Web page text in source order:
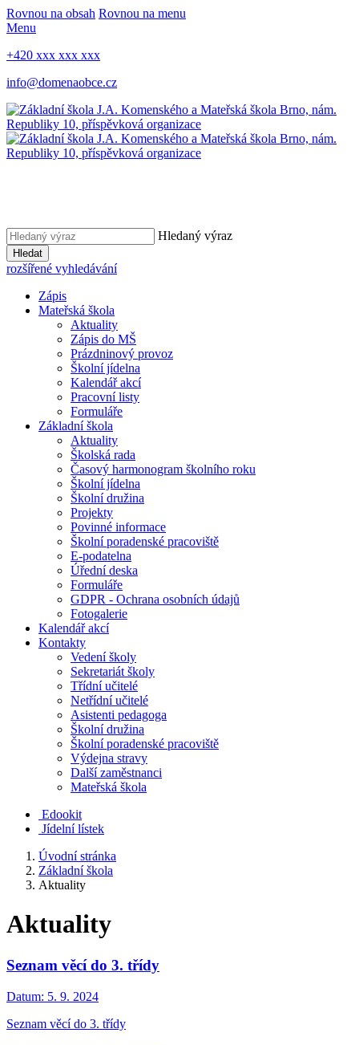
Rovnou na obsah Rovnou na menu
Menu
+420 xxx xxx xxx
info@domenaobce.cz
Hledaný výraz
Hledat
rozšířené vyhledávání
Zápis
Mateřská škola
Aktuality
Zápis do MŠ
Prázdninový provoz
Školní jídelna
Kalendář akcí
Pracovní listy
Formuláře
Základní škola
Aktuality
Školská rada
Časový harmonogram školního roku
Školní jídelna
Školní družina
Projekty
Povinné informace
Školní poradenské pracoviště
E-podatelna
Úřední deska
Formuláře
GDPR - Ochrana osobních údajů
Fotogalerie
Kalendář akcí
Kontakty
Vedení školy
Sekretariát školy
Třídní učitelé
Netřídní učitelé
Asistenti pedagoga
Školní družina
Školní poradenské pracoviště
Výdejna stravy
Další zaměstnanci
Mateřská škola
Edookit
Jídelní lístek
Úvodní stránka
Základní škola
Aktuality
Aktuality
Seznam věcí do 3. třídy
Datum: 5. 9. 2024
Seznam věcí do 3. třídy